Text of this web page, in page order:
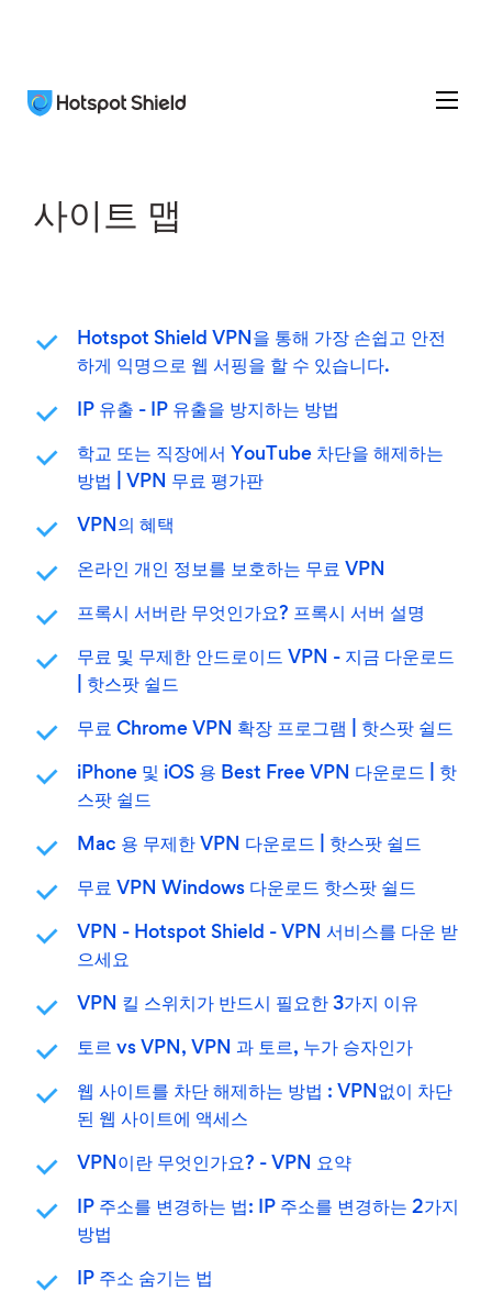
사이트 맵
Hotspot Shield VPN을 통해 가장 손쉽고 안전
하게 익명으로 웹 서핑을 할 수 있습니다.
IP 유출 - IP 유출을 방지하는 방법
학교 또는 직장에서 YouTube 차단을 해제하는
방법 | VPN 무료 평가판
VPN의 혜택
온라인 개인 정보를 보호하는 무료 VPN
프록시 서버란 무엇인가요? 프록시 서버 설명
무료 및 무제한 안드로이드 VPN - 지금 다운로드
| 핫스팟 쉴드
무료 Chrome VPN 확장 프로그램 | 핫스팟 쉴드
iPhone 및 iOS 용 Best Free VPN 다운로드 | 핫
스팟 쉴드
Mac 용 무제한 VPN 다운로드 | 핫스팟 쉴드
무료 VPN Windows 다운로드 핫스팟 쉴드
VPN - Hotspot Shield - VPN 서비스를 다운 받
으세요
VPN 킬 스위치가 반드시 필요한 3가지 이유
토르 vs VPN, VPN 과 토르, 누가 승자인가
웹 사이트를 차단 해제하는 방법 : VPN없이 차단
된 웹 사이트에 액세스
VPN이란 무엇인가요? - VPN 요약
IP 주소를 변경하는 법: IP 주소를 변경하는 2가지
방법
IP 주소 숨기는 법